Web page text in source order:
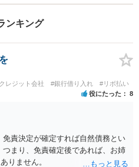
たご本人が自由にできるもの）とさ
ンキング
レジット会社 #銀行借り入れ #リボ払い
役にたった 8
責決定が確定すれば自然債務とい
まり、免責確定後であれば、お姉
りません。